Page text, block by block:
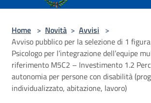
Home > Novità > Avvisi >
Avviso pubblico per la selezione di 1
Psicologo per l’integrazione dell’equipe
riferimento M5C2 – Investimento 1.2
autonomia per persone con disabilità
individualizzato, abitazione, lavoro)